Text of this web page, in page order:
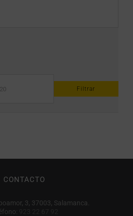
Filtrar
CONTACTO
3, 37003, Salamanca.